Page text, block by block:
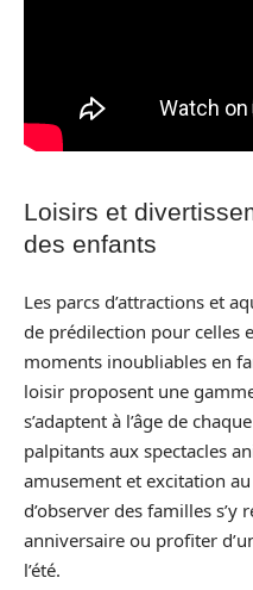
Loisirs et
des enfants
Les parcs d’attractions et
de prédilection pour celles
moments inoubliables en
loisir proposent une
s’adaptent à l’âge de
palpitants aux spectacles
amusement et excitation
d’observer des familles
anniversaire ou profiter
l’été.